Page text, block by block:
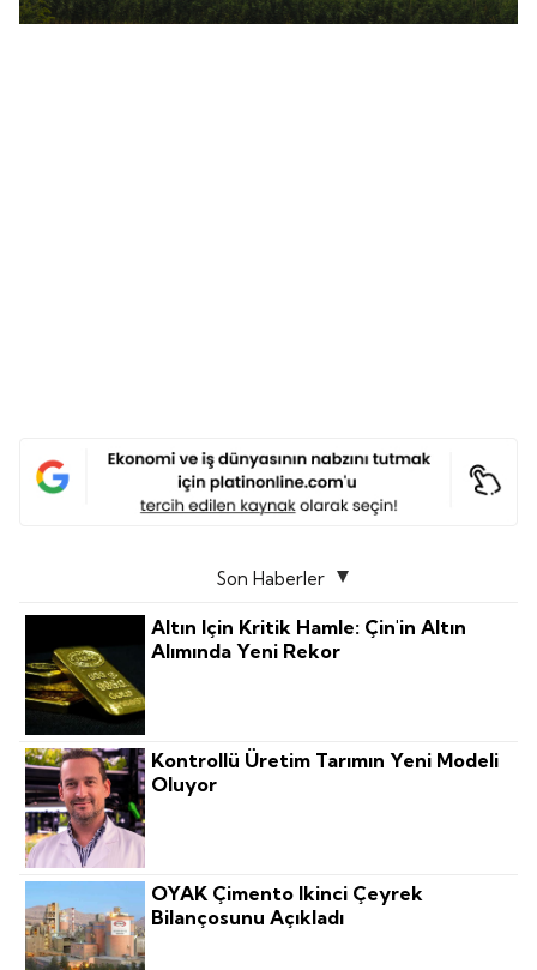
Son Haberler
Altın Için Kritik Hamle: Çin'in Altın
Alımında Yeni Rekor
Kontrollü Üretim Tarımın Yeni Modeli
Oluyor
OYAK Çimento Ikinci Çeyrek
Bilançosunu Açıkladı